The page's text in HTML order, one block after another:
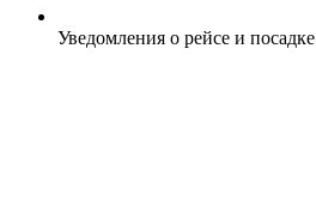
Уведомления о рейсе и посадке